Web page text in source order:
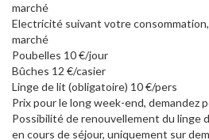
marché
Electricité suivant votre
marché
Poubelles 10 €/jour
Bûches 12 €/casier
Linge de lit (obligatoire) 10 €/pers
Prix pour le long week-end, demandez
​Possibilité de renouvellement du linge
en cours de séjour, uniquement sur